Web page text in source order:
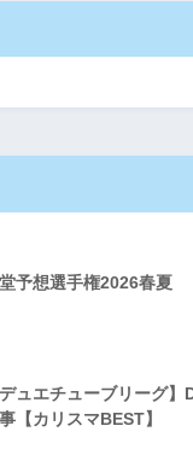
予想選手権2026春夏
デュエチューブリーグ
【カリスマBEST】